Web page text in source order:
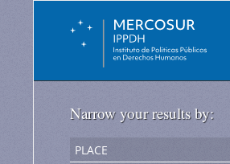
Narrow your results by:
place